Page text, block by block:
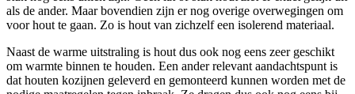
als de ander. Maar bovendien zijn er nog overige overwegingen om
voor hout te gaan. Zo is hout van zichzelf een isolerend materiaal.
Naast de warme uitstraling is hout dus ook nog eens zeer geschikt
om warmte binnen te houden. Een ander relevant aandachtspunt is
dat houten kozijnen geleverd en gemonteerd kunnen worden met de